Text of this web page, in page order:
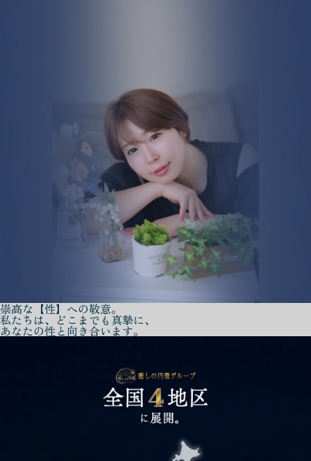
崇高な【性】への敬意。
私たちは、どこまでも真摯に、
あなたの性と向き合います。